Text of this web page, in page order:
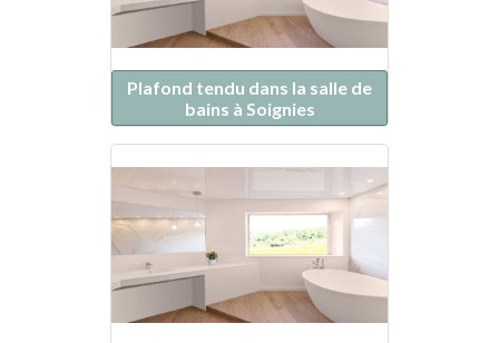
Plafond tendu dans la salle de
bains à Soignies